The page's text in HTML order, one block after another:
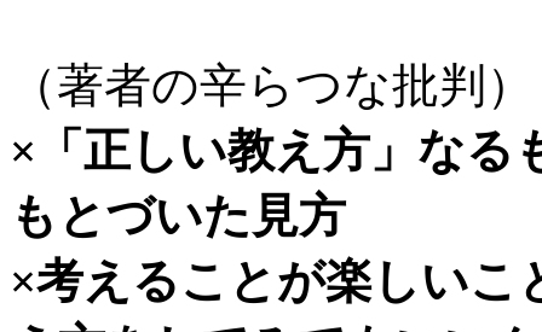
（著者の辛らつな批判）
×「正しい教え方」なる
もとづいた見方
×考えることが楽しいこ